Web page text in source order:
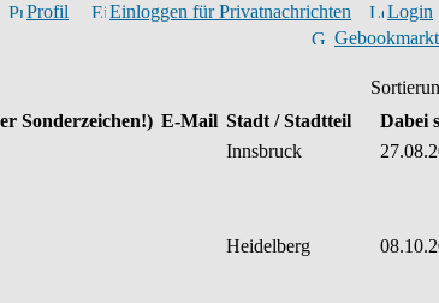
Profil Einloggen für Privatnachrichten
Login
Sonderzeichen!) E-Mail Stadt / Stadtteil Dabei
Innsbruck
Heidelberg